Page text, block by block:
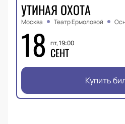
УТИНАЯ ОХОТА
Москва Театр Ермоловой
18 пт, 19:00
СЕНТ
Купить